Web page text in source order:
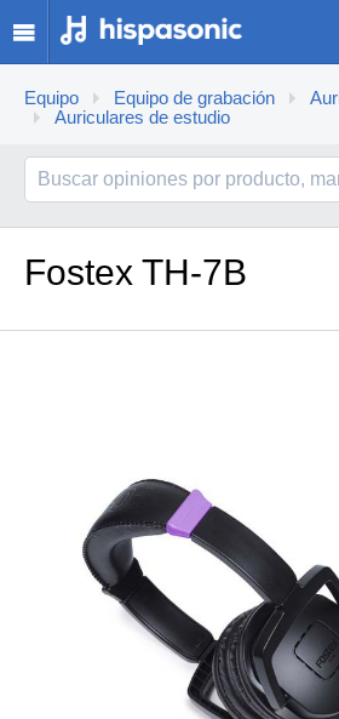
Equipo Equipo de grabación
Auriculares de estudio
Fostex TH-7B